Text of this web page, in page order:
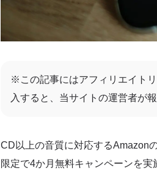
※この記事にはアフィリエイト
入すると、当サイトの運営者が
CD以上の音質に対応するAmazon
限定で4か月無料キャンペーンを実